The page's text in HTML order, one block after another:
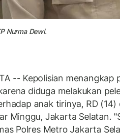
Nurma Dewi.
-- Kepolisian menangkap
diduga melakukan
anak tirinya, RD (14)
Minggu, Jakarta Selatan.
Polres Metro Jakarta